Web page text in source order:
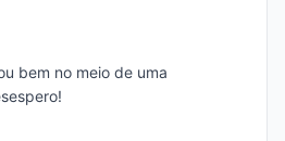
bem no meio de uma